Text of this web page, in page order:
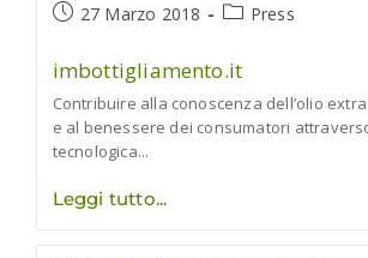
Articolo27 Marzo 2018
Categoria
Press
imbottigliamento.it
Contribuire alla conoscenza dell’olio
e al benessere dei consumatori
tecnologica...
Leggi tuttoOlio